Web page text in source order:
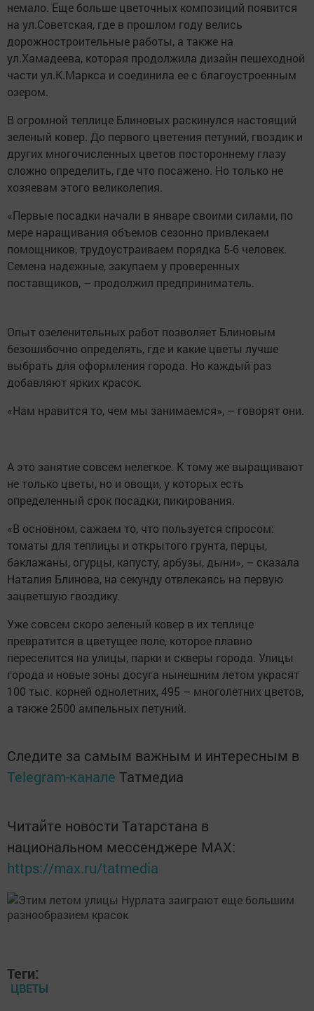
немало. Еще больше цветочных композиций появится
на ул.Советская, где в прошлом году велись
дорожностроительные работы, а также на
ул.Хамадеева, которая продолжила дизайн пешеходной
части ул.К.Маркса и соединила ее с благоустроенным
озером.
В огромной теплице Блиновых раскинулся настоящий
зеленый ковер. До первого цветения петуний, гвоздик и
других многочисленных цветов постороннему глазу
сложно определить, где что посажено. Но только не
хозяевам этого великолепия.
«Первые посадки начали в январе своими силами, по
мере наращивания объемов сезонно привлекаем
помощников, трудоустраиваем порядка 5-6 человек.
Семена надежные, закупаем у проверенных
поставщиков, – продолжил предприниматель.
Опыт озеленительных работ позволяет Блиновым
безошибочно определять, где и какие цветы лучше
выбрать для оформления города. Но каждый раз
добавляют ярких красок.
«Нам нравится то, чем мы занимаемся», – говорят они.
А это занятие совсем нелегкое. К тому же выращивают
не только цветы, но и овощи, у которых есть
определенный срок посадки, пикирования.
«В основном, сажаем то, что пользуется спросом:
томаты для теплицы и открытого грунта, перцы,
баклажаны, огурцы, капусту, арбузы, дыни», – сказала
Наталия Блинова, на секунду отвлекаясь на первую
зацветшую гвоздику.
Уже совсем скоро зеленый ковер в их теплице
превратится в цветущее поле, которое плавно
переселится на улицы, парки и скверы города. Улицы
города и новые зоны досуга нынешним летом украсят
100 тыс. корней однолетних, 495 – многолетних цветов,
а также 2500 ампельных петуний.
Следите за самым важным и интересным в
Telegram-канале Татмедиа
Читайте новости Татарстана в
национальном мессенджере MАХ:
https://max.ru/tatmedia
Теги:
ЦВЕТЫ